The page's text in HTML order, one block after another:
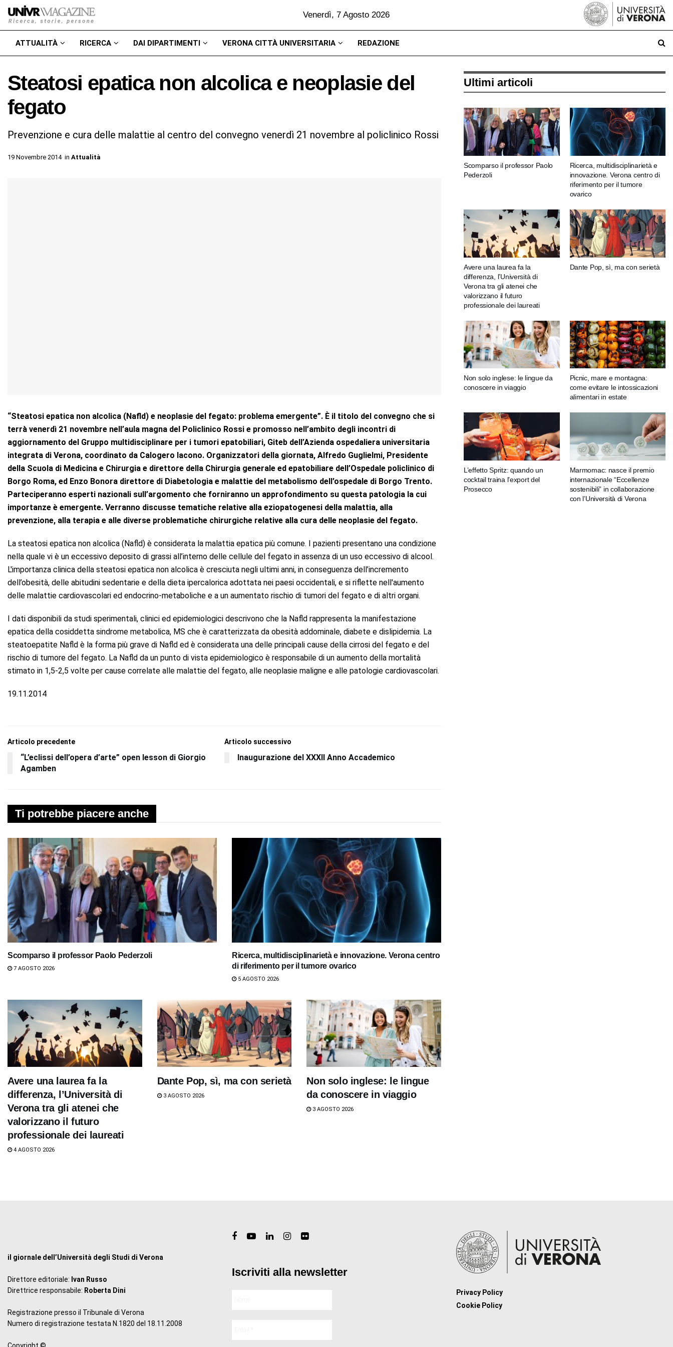
Venerdì, 7 Agosto 2026
ATTUALITÀ RICERCA DAI DIPARTIMENTI VERONA CITTÀ UNIVERSITARIA REDAZIONE
Steatosi epatica non alcolica e neoplasie del
fegato
Prevenzione e cura delle malattie al centro del convegno venerdì 21 novembre al policlinico Rossi
19 Novembre 2014 in Attualità
“Steatosi epatica non alcolica (Nafld) e neoplasie del fegato: problema emergente”. È il titolo del convegno che si
terrà venerdì 21 novembre nell’aula magna del Policlinico Rossi e promosso nell’ambito degli incontri di
aggiornamento del Gruppo multidisciplinare per i tumori epatobiliari, Giteb dell’Azienda ospedaliera universitaria
integrata di Verona, coordinato da Calogero Iacono. Organizzatori della giornata, Alfredo Guglielmi, Presidente
della Scuola di Medicina e Chirurgia e direttore della Chirurgia generale ed epatobiliare dell’Ospedale policlinico di
Borgo Roma, ed Enzo Bonora direttore di Diabetologia e malattie del metabolismo dell’ospedale di Borgo Trento.
Parteciperanno esperti nazionali sull’argomento che forniranno un approfondimento su questa patologia la cui
importanze è emergente. Verranno discusse tematiche relative alla eziopatogenesi della malattia, alla
prevenzione, alla terapia e alle diverse problematiche chirurgiche relative alla cura delle neoplasie del fegato.
La steatosi epatica non alcolica (Nafld) è considerata la malattia epatica più comune. I pazienti presentano una condizione
nella quale vi è un eccessivo deposito di grassi all’interno delle cellule del fegato in assenza di un uso eccessivo di alcool.
L'importanza clinica della steatosi epatica non alcolica è cresciuta negli ultimi anni, in conseguenza dell’incremento
dell’obesità, delle abitudini sedentarie e della dieta ipercalorica adottata nei paesi occidentali, e si riflette nell'aumento
delle malattie cardiovascolari ed endocrino-metaboliche e a un aumentato rischio di tumori del fegato e di altri organi.
I dati disponibili da studi sperimentali, clinici ed epidemiologici descrivono che la Nafld rappresenta la manifestazione
epatica della cosiddetta sindrome metabolica, MS che è caratterizzata da obesità addominale, diabete e dislipidemia. La
steatoepatite Nafld è la forma più grave di Nafld ed è considerata una delle principali cause della cirrosi del fegato e del
rischio di tumore del fegato. La Nafld da un punto di vista epidemiologico è responsabile di un aumento della mortalità
stimato in 1,5-2,5 volte per cause correlate alle malattie del fegato, alle neoplasie maligne e alle patologie cardiovascolari.
19.11.2014
Articolo precedente
“L’eclissi dell’opera d’arte” open lesson di Giorgio
Agamben
Articolo successivo
Inaugurazione del XXXII Anno Accademico
Ti potrebbe piacere anche
Scomparso il professor Paolo Pederzoli
7 AGOSTO 2026
Ricerca, multidisciplinarietà e innovazione. Verona centro
di riferimento per il tumore ovarico
5 AGOSTO 2026
Avere una laurea fa la
differenza, l’Università di
Verona tra gli atenei che
valorizzano il futuro
professionale dei laureati
4 AGOSTO 2026
Dante Pop, sì, ma con serietà
3 AGOSTO 2026
Non solo inglese: le lingue
da conoscere in viaggio
3 AGOSTO 2026
Ultimi articoli
Scomparso il professor Paolo
Pederzoli
Ricerca, multidisciplinarietà e
innovazione. Verona centro di
riferimento per il tumore
ovarico
Avere una laurea fa la
differenza, l’Università di
Verona tra gli atenei che
valorizzano il futuro
professionale dei laureati
Dante Pop, sì, ma con serietà
Non solo inglese: le lingue da
conoscere in viaggio
Picnic, mare e montagna:
come evitare le intossicazioni
alimentari in estate
L’effetto Spritz: quando un
cocktail traina l’export del
Prosecco
Marmomac: nasce il premio
internazionale “Eccellenze
sostenibili” in collaborazione
con l’Università di Verona
il giornale dell’Università degli Studi di Verona
Direttore editoriale: Ivan Russo
Direttrice responsabile: Roberta Dini
Registrazione presso il Tribunale di Verona
Numero di registrazione testata N.1820 del 18.11.2008
Iscriviti alla newsletter
Privacy Policy
Cookie Policy